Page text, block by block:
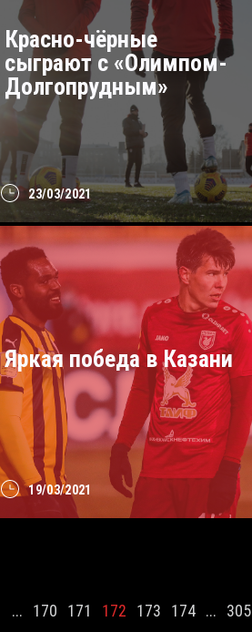
23/03/2021
Красно-чёрные
сыграют с «Олимпом-
Долгопрудным»
19/03/2021
Яркая победа в Казани
... 170 171 172 173 174 ... 305